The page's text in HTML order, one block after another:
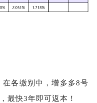
在各缴别中，增多多8号
最快3年即可返本！